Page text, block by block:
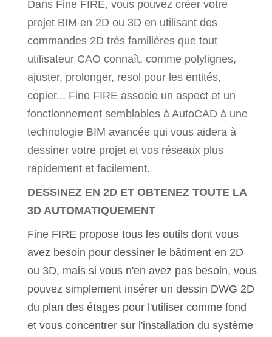
Dans Fine FIRE, vous pouvez créer votre
projet BIM en 2D ou 3D en utilisant des
commandes 2D très familières que tout
utilisateur CAO connaît, comme polylignes,
ajuster, prolonger, resol pour les entités,
copier... Fine FIRE associe un aspect et un
fonctionnement semblables à AutoCAD à une
technologie BIM avancée qui vous aidera à
dessiner votre projet et vos réseaux plus
rapidement et facilement.
DESSINEZ EN 2D ET OBTENEZ TOUTE LA
3D AUTOMATIQUEMENT
Fine FIRE propose tous les outils dont vous
avez besoin pour dessiner le bâtiment en 2D
ou 3D, mais si vous n'en avez pas besoin, vous
pouvez simplement insérer un dessin DWG 2D
du plan des étages pour l'utiliser comme fond
et vous concentrer sur l'installation du système